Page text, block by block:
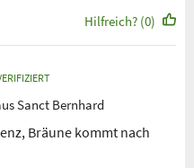
Hilfreich? (0)
Sanct Bernhard
Bräune kommt nach